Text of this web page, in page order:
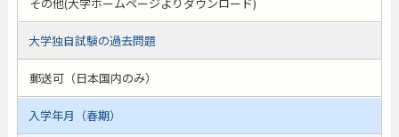
大学独自試験の過去問題
郵送可（日本国内のみ）
入学年月（春期）